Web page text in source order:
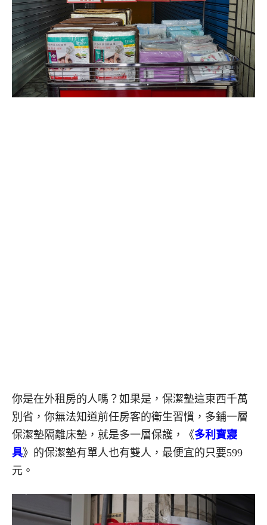
你是在外租房的人嗎？如果是，保潔墊這東西千萬
別省，你無法知道前任房客的衛生習慣，多鋪一層
保潔墊隔離床墊，就是多一層保護，《多利寶寢
具》的保潔墊有單人也有雙人，最便宜的只要599
元。